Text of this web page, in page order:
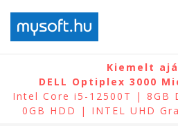
Kiemelt
DELL Optiplex 3000
Intel Core i5-12500T | 8GB
0GB HDD | INTEL UHD